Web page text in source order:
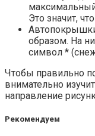
Это значит,
образом. На
символ *
Чтобы правильно
внимательно
направление
Рекомендуем